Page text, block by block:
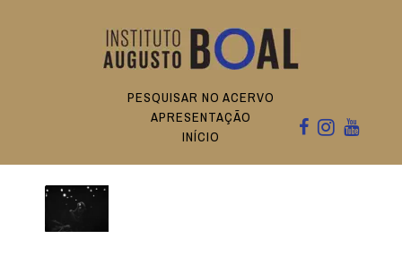
PESQUISAR NO ACERVO
APRESENTAÇÃO
INÍCIO